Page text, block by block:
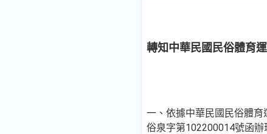
轉知中華民國民俗體育
一、依據中華民國民俗體
俗泉字第102200014號函辦